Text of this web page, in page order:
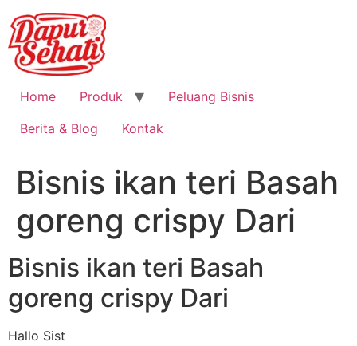
Home Produk
Peluang Bisnis
Berita & Blog
Kontak
Bisnis ikan teri Basah
goreng crispy Dari
Bisnis ikan teri Basah
goreng crispy Dari
Hallo Sist